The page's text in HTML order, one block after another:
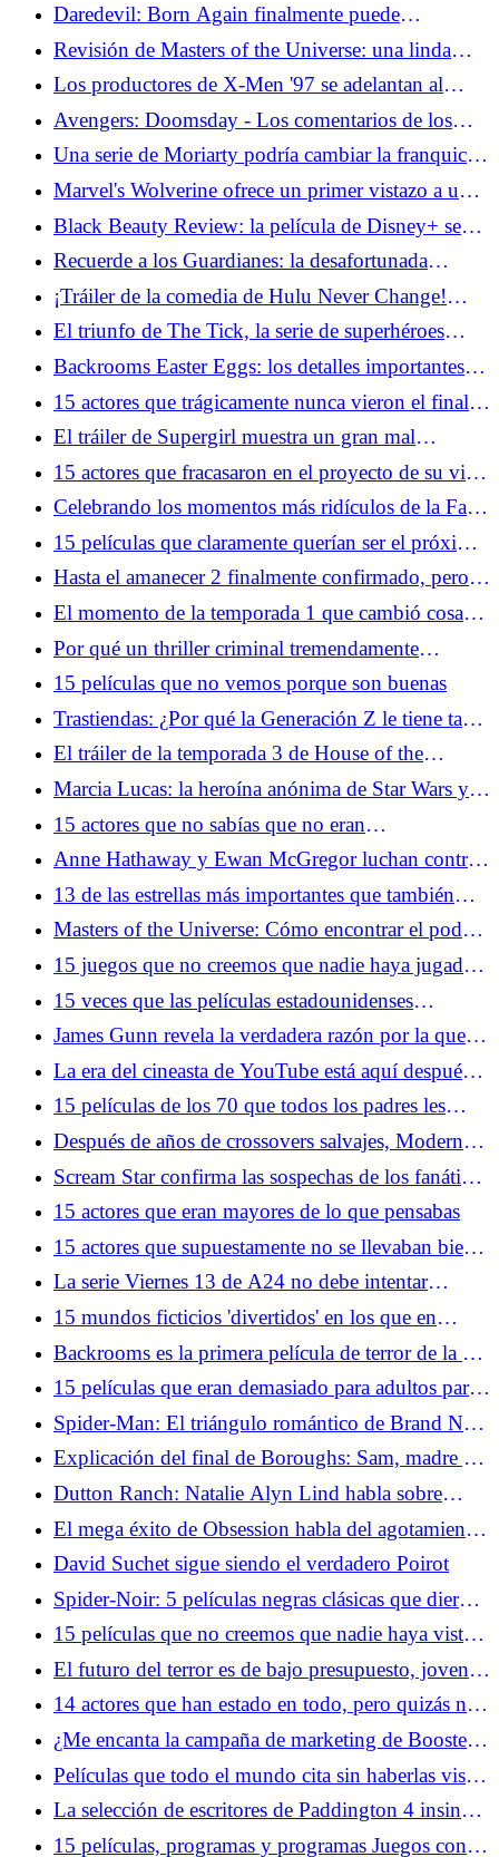
Daredevil: Born Again finalmente puede
brindarnos el equipo de Cage y Iron Fist que
queremos
Revisión de Masters of the Universe: una linda
película para niños cuando no intenta ser Barbie
Los productores de X-Men '97 se adelantan al
regreso de un favorito de los fanáticos caídos
Avengers: Doomsday - Los comentarios de los
hermanos Russo nos preocupan por Doom
Una serie de Moriarty podría cambiar la franquicia
Sherlock para siempre
Marvel's Wolverine ofrece un primer vistazo a una
jugabilidad espantosa
Black Beauty Review: la película de Disney+ se
inclina hacia los tropos de la chica caballo
Recuerde a los Guardianes: la desafortunada
colaboración de Stan Lee con la NHL
¡Tráiler de la comedia de Hulu Never Change!
Confirma que los millennials ya son viejos
El triunfo de The Tick, la serie de superhéroes
olvidada de Amazon
Backrooms Easter Eggs: los detalles importantes
que configuran más historias
15 actores que trágicamente nunca vieron el final
de la producción
El tráiler de Supergirl muestra un gran mal
mejorado
15 actores que fracasaron en el proyecto de su vida
y nunca regresaron
Celebrando los momentos más ridículos de la Fase
4 del Universo Cinematográfico de Marvel
15 películas que claramente querían ser el próximo
Harry Potter
Hasta el amanecer 2 finalmente confirmado, pero
hay un problema
El momento de la temporada 1 que cambió cosas
más extrañas para siempre
Por qué un thriller criminal tremendamente
subestimado está dominando las ventas de cómics
en este momento
15 películas que no vemos porque son buenas
Trastiendas: ¿Por qué la Generación Z le tiene tanto
miedo a los años 80?
El tráiler de la temporada 3 de House of the
Dragon nos recuerda que gobernar es más difícil
que luchar
Marcia Lucas: la heroína anónima de Star Wars y
mucho más
15 actores que no sabías que no eran
estadounidenses
Anne Hathaway y Ewan McGregor luchan contra
dinosaurios en una película que NO ES Jurassic
Park
13 de las estrellas más importantes que también
están interesadas en Scientology
Masters of the Universe: Cómo encontrar el poder
de Greyskull en 2026
15 juegos que no creemos que nadie haya jugado
hasta el final
15 veces que las películas estadounidenses
fingieron que México era amarillo
James Gunn revela la verdadera razón por la que
Superman y Brainiac tienen problemas
La era del cineasta de YouTube está aquí después
del triunfo de Backrooms y Obsession
15 películas de los 70 que todos los padres les
hicieron ver
Después de años de crossovers salvajes, Modern
Warfare 4 quiere que lo tomen en serio nuevamente
Scream Star confirma las sospechas de los fanáticos
sobre el destino del icónico villano
15 actores que eran mayores de lo que pensabas
15 actores que supuestamente no se llevaban bien
en el set
La serie Viernes 13 de A24 no debe intentar
arreglar la línea de tiempo
15 mundos ficticios 'divertidos' en los que en
realidad no quieres vivir
Backrooms es la primera película de terror de la era
de la IA
15 películas que eran demasiado para adultos para
promocionarse entre niños
Spider-Man: El triángulo romántico de Brand New
Day puede arreglar una historia cómica odiada
Explicación del final de Boroughs: Sam, madre y
ese momento final
Dutton Ranch: Natalie Alyn Lind habla sobre
cómo convertirse en vaquero... y cómo ser el
payaso
El mega éxito de Obsession habla del agotamiento
de la cultura en línea de la 'epidemia masculina
solitaria'
David Suchet sigue siendo el verdadero Poirot
Spider-Noir: 5 películas negras clásicas que dieron
forma a la aventura de Spider-Man
15 películas que no creemos que nadie haya visto
en su totalidad
El futuro del terror es de bajo presupuesto, joven y
muy online
14 actores que han estado en todo, pero quizás no
los reconozcas
¿Me encanta la campaña de marketing de Boosters?
Boots Riley te tuitea
Películas que todo el mundo cita sin haberlas visto
realmente
La selección de escritores de Paddington 4 insinúa
una sátira política del oso más famoso de Inglaterra
15 películas, programas y programas Juegos con